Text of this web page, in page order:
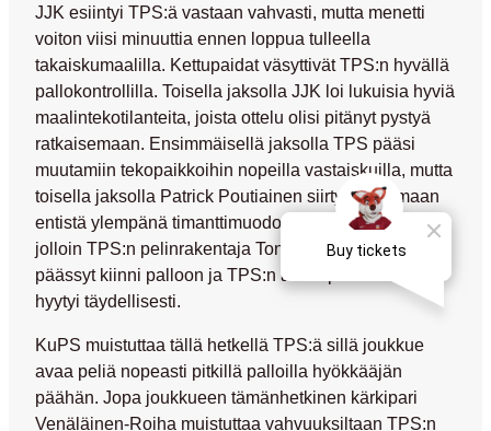
JJK esiintyi TPS:ä vastaan vahvasti, mutta menetti
voiton viisi minuuttia ennen loppua tulleella
takaiskumaalilla. Kettupaidat väsyttivät TPS:n hyvällä
pallokontrollilla. Toisella jaksolla JJK loi lukuisia hyviä
maalintekotilanteita, joista ottelu olisi pitänyt pystyä
ratkaisemaan. Ensimmäisellä jaksolla TPS pääsi
muutamiin tekopaikkoihin nopeilla vastaiskuilla, mutta
toisella jaksolla Patrick Poutiainen siirtyi pelaamaan
entistä ylempänä timanttimuodostelman kärkenä,
jolloin TPS:n pelinrakentaja Toni Kolehmainenei
päässyt kiinni palloon ja TPS:n avauspelaaminen
hyytyi täydellisesti.
KuPS muistuttaa tällä hetkellä TPS:ä sillä joukkue
avaa peliä nopeasti pitkillä palloilla hyökkääjän
päähän. Jopa joukkueen tämänhetkinen kärkipari
Venäläinen-Roiha muistuttaa vahvuuksiltaan TPS:n